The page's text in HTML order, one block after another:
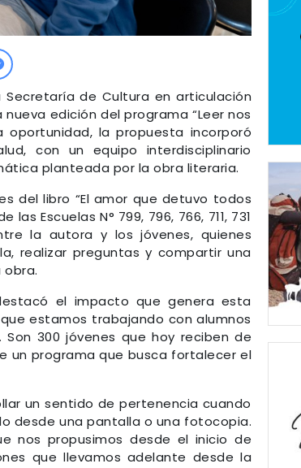
Secretaría de Cultura en articulación
edición del programa “Leer nos
oportunidad, la propuesta incorporó
con un equipo interdisciplinario
planteada por la obra literaria.
del libro “El amor que detuvo todos
Escuelas N° 799, 796, 766, 711, 731
la autora y los jóvenes, quienes
realizar preguntas y compartir una
el impacto que genera esta
estamos trabajando con alumnos
300 jóvenes que hoy reciben de
un programa que busca fortalecer el
un sentido de pertenencia cuando
desde una pantalla o una fotocopia.
nos propusimos desde el inicio de
que llevamos adelante desde la